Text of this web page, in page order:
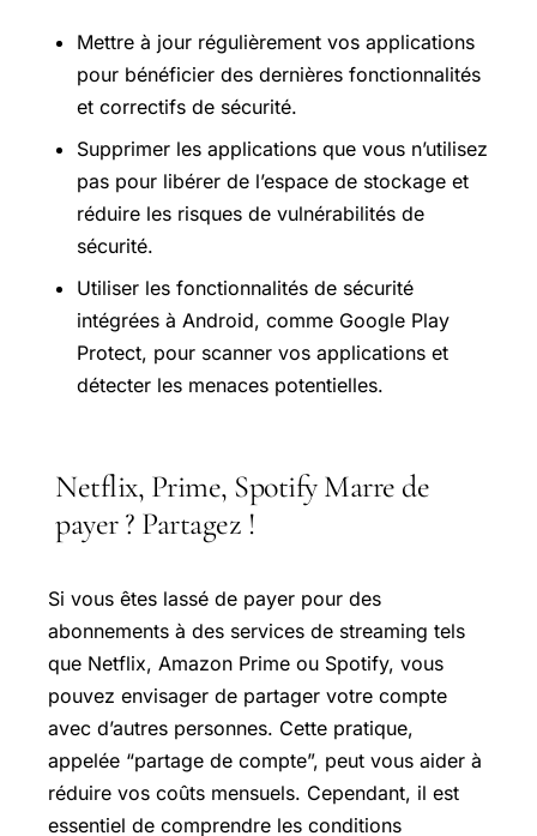
Mettre à jour régulièrement vos applications
pour bénéficier des dernières fonctionnalités
et correctifs de sécurité.
Supprimer les applications que vous n’utilisez
pas pour libérer de l’espace de stockage et
réduire les risques de vulnérabilités de
sécurité.
Utiliser les fonctionnalités de sécurité
intégrées à Android, comme Google Play
Protect, pour scanner vos applications et
détecter les menaces potentielles.
Netflix, Prime, Spotify Marre de
payer ? Partagez !
Si vous êtes lassé de payer pour des
abonnements à des services de streaming tels
que Netflix, Amazon Prime ou Spotify, vous
pouvez envisager de partager votre compte
avec d’autres personnes. Cette pratique,
appelée “partage de compte”, peut vous aider à
réduire vos coûts mensuels. Cependant, il est
essentiel de comprendre les conditions